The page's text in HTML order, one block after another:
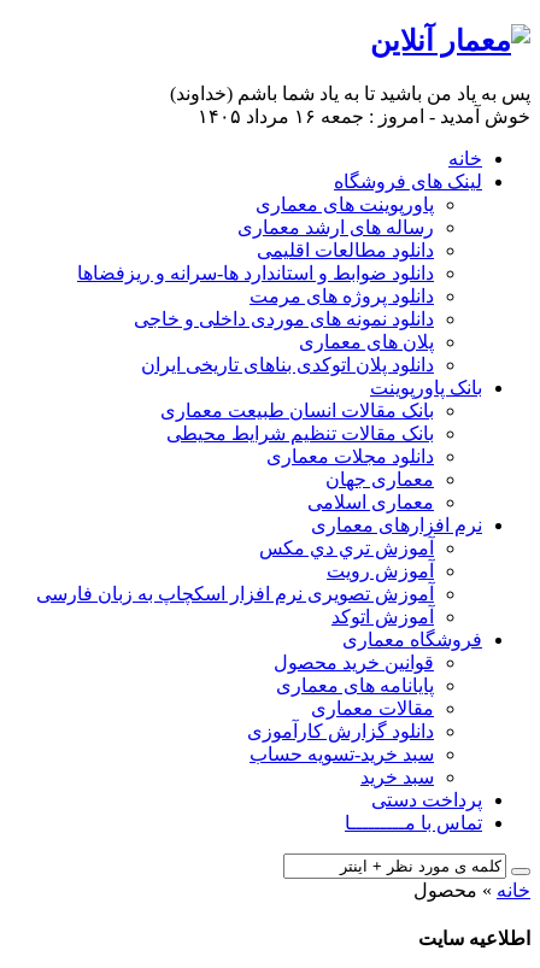
پس به یاد من باشید تا به یاد شما باشم (خداوند)
خوش آمدید - امروز : جمعه ۱۶ مرداد ۱۴۰۵
خانه
لینک های فروشگاه
پاورپوینت های معماری
رساله های ارشد معماری
دانلود مطالعات اقلیمی
دانلود ضوابط و استاندارد ها-سرانه و ریزفضاها
دانلود پروژه های مرمت
دانلود نمونه های موردی داخلی و خاجی
پلان های معماری
دانلود پلان اتوکدی بناهای تاریخی ایران
بانک پاورپوینت
بانک مقالات انسان طبیعت معماری
بانک مقالات تنظیم شرایط محیطی
دانلود مجلات معماری
معماری جهان
معماری اسلامی
نرم افزارهای معماری
آﻣﻮزش ﺗﺮي دي ﻣﮑﺲ
آموزش رویت
آموزش تصویری نرم افزار اسکچاپ به زبان فارسی
آموزش اتوکد
فروشگاه معماری
قوانین خرید محصول
پایانامه های معماری
مقالات معماری
دانلود گزارش کارآموزی
سبد خرید-تسویه حساب
سبد خرید
پرداخت دستی
تماس با مـــــــــا
خانه » محصول
اطلاعیه سایت